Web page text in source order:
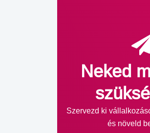
Neked
Szervezd ki
és növeld